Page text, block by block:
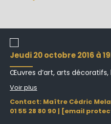
jeudi 20 octobre 2016 à
Œuvres d’art, arts décoratifs,
Voir plus
Contact: Maître Cédric
01 55 28 80 90 | [email